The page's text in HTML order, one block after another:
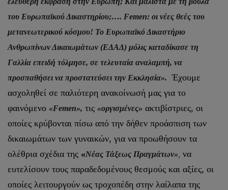
του Ευρωπαϊκού Δικαστηρίου;…. Femen: οι νέες θεές του
μετανεωτερικού κόσμου! Το Ευρωπαϊκό Δικαστήριο
Ανθρωπίνων Δικαιωμάτων (ΕΔΑΔ) μόλις καταδίκασε τη
Γαλλία επειδή τόλμησε, σε τελευταία αναλαμπή, να
προσπαθήσει να προστατεύσει την Εκκλησία». Έχουμε
ασχοληθεί σε παλιότερη ανακοίνωσή μας για το
φαινόμενο «Femen», τις «οργισμένες» ακτιβίστριες, οι
οποίες κρύβονται πίσω από την δήθεν προάσπιση των
δικαιωμάτων των γυναικών, για να προωθήσουν τα
ολέθρια σχέδια της «Νέας Τάξεως Πραγμάτων» να
ευτελίσουν τους παραδεδομένους θεσμούς και αξίες, οι
οποίες λειτουργούν ως τροχοπέδη στην λαίλαπα της